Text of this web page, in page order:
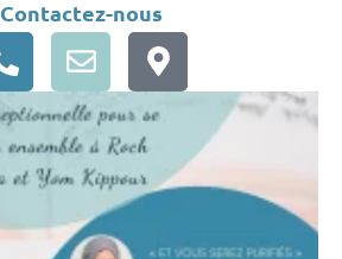
Contactez-nous